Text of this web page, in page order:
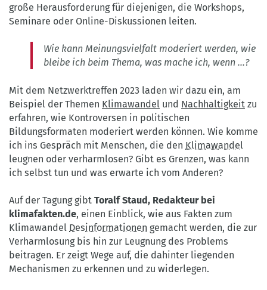
auf
Pixabay
große Herausforderung für diejenigen, die Workshops,
Seminare oder Online-Diskussionen leiten.
Wie kann Meinungsvielfalt moderiert werden, wie
bleibe ich beim Thema, was mache ich, wenn ...?
Mit dem Netzwerktreffen 2023 laden wir dazu ein, am
Beispiel der Themen Klimawandel und Nachhaltigkeit zu
erfahren, wie Kontroversen in politischen
Bildungsformaten moderiert werden können. Wie komme
ich ins Gespräch mit Menschen, die den Klimawandel
leugnen oder verharmlosen? Gibt es Grenzen, was kann
ich selbst tun und was erwarte ich vom Anderen?
Auf der Tagung gibt Toralf Staud, Redakteur bei
klimafakten.de, einen Einblick, wie aus Fakten zum
Klimawandel Desinformationen gemacht werden, die zur
Verharmlosung bis hin zur Leugnung des Problems
beitragen. Er zeigt Wege auf, die dahinter liegenden
Mechanismen zu erkennen und zu widerlegen.